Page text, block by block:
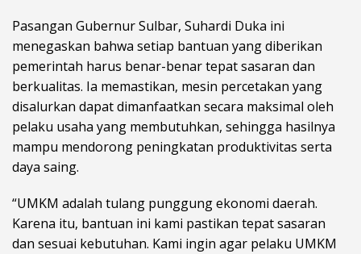
Pasangan Gubernur Sulbar, Suhardi Duka ini
menegaskan bahwa setiap bantuan yang diberikan
pemerintah harus benar-benar tepat sasaran dan
berkualitas. Ia memastikan, mesin percetakan yang
disalurkan dapat dimanfaatkan secara maksimal oleh
pelaku usaha yang membutuhkan, sehingga hasilnya
mampu mendorong peningkatan produktivitas serta
daya saing.
“UMKM adalah tulang punggung ekonomi daerah.
Karena itu, bantuan ini kami pastikan tepat sasaran
dan sesuai kebutuhan. Kami ingin agar pelaku UMKM